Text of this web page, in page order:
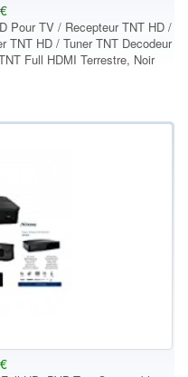
Pour TV / Recepteur TNT HD /
TNT HD / Tuner TNT Decodeur
Full HDMI Terrestre, Noir